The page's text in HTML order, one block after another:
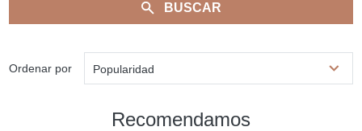
BUSCAR
Ordenar por Popularidad
Recomendamos